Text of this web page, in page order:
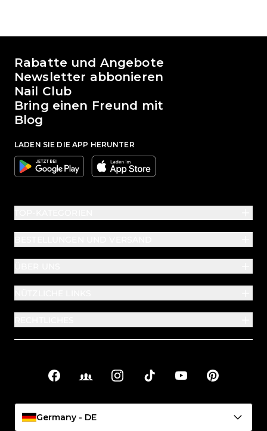
Die Welt von Passione Beauty
Rabatte und Angebote
Newsletter abbonieren
Nail Club
Bring einen Freund mit
Blog
LADEN SIE DIE APP HERUNTER
Google Apple
Soziale Links
FacebookFacebook Groups
InstagramTikTok YouTubePinterest
Germany - DE